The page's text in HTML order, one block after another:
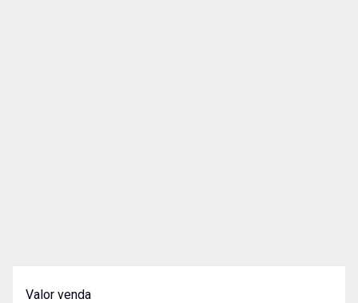
Valor venda